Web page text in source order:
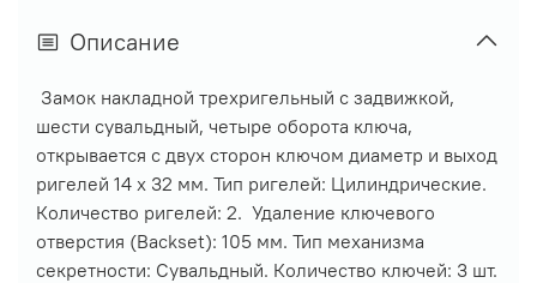
Описание
Замок накладной трехригельный с задвижкой,
шести сувальдный, четыре оборота ключа,
открывается с двух сторон ключом диаметр и выход
ригелей 14 х 32 мм. Тип ригелей: Цилиндрические.
Количество ригелей: 2. Удаление ключевого
отверстия (Backset): 105 мм. Тип механизма
секретности: Сувальдный. Количество ключей: 3 шт.